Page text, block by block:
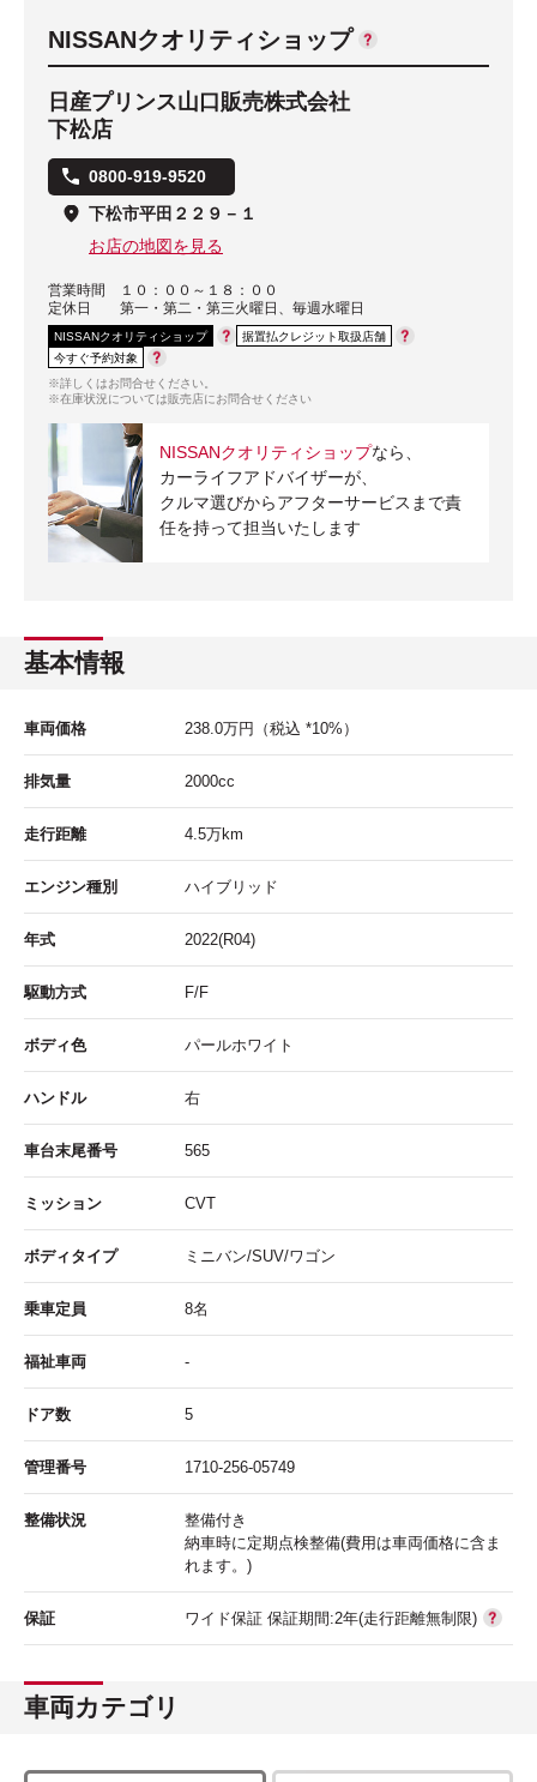
NISSANクオリティショップ
日産プリンス山口販売株式会社
下松店
0800-919-9520
下松市平田２２９－１
お店の地図を見る
営業時間
１０：００～１８：００
定休日
第一・第二・第三火曜日、毎週水曜日
NISSANクオリティショップ
据置払クレジット取扱店舗
今すぐ予約対象
※詳しくはお問合せください。
※在庫状況については販売店にお問合せください
NISSANクオリティショップなら、
カーライフアドバイザーが、
クルマ選びからアフターサービスまで責
任を持って担当いたします
基本情報
車両価格 238.0万円 （税込 *10%）
排気量 2000cc
走行距離 4.5万km
エンジン種別 ハイブリッド
年式 2022(R04)
駆動方式 F/F
ボディ色 パールホワイト
ハンドル 右
車台末尾番号 565
ミッション CVT
ボディタイプ ミニバン/SUV/ワゴン
乗車定員 8名
福祉車両 -
ドア数 5
管理番号 1710-256-05749
整備状況
整備付き
納車時に定期点検整備(費用は車両価格に含ま
れます。)
保証 ワイド保証 保証期間:2年(走行距離無制限)
車両カテゴリ